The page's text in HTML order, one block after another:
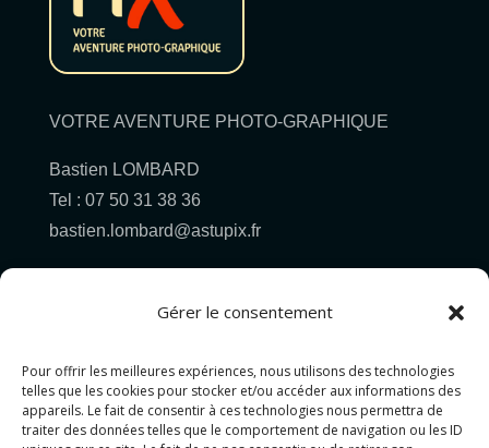
Gérer le consentement
Pour offrir les meilleures expériences, nous utilisons des technologies
telles que les cookies pour stocker et/ou accéder aux informations des
appareils. Le fait de consentir à ces technologies nous permettra de
traiter des données telles que le comportement de navigation ou les ID
VOTRE AVENTURE PHOTO-GRAPHIQUE
Bastien LOMBARD
Tel : 07 50 31 38 36
bastien.lombard@astupix.fr
Pour allez plus loin...